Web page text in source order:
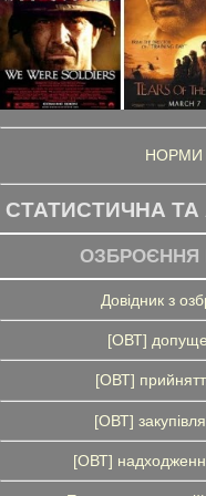
НОРМИ
СТАТИСТИЧНА ТА
ОЗБРОЄННЯ
Довідник з
[ОВТ]
[ОВТ]
[ОВТ]
[ОВТ]